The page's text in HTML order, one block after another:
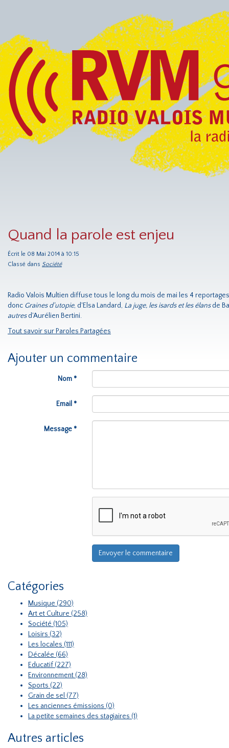
Quand la parole est enjeu
Écrit le 08 Mai 2014 à 10:15
Classé dans Société
Radio Valois Multien diffuse tous le long du mois de mai les 4
donc Graines d'utopie, d'Elsa Landard, La juge, les isards et les élansde
autresd'Aurélien Bertini.
Tout savoir sur Paroles Partagées
Ajouter un commentaire
Nom *
Email *
Message *
Catégories
Musique (290)
Art et Culture (258)
Société (105)
Loisirs (32)
Les locales (111)
Décalée (66)
Educatif (227)
Environnement (28)
Sports (22)
Grain de sel (77)
Les anciennes émissions (0)
La petite semaines des stagiaires (1)
Autres articles